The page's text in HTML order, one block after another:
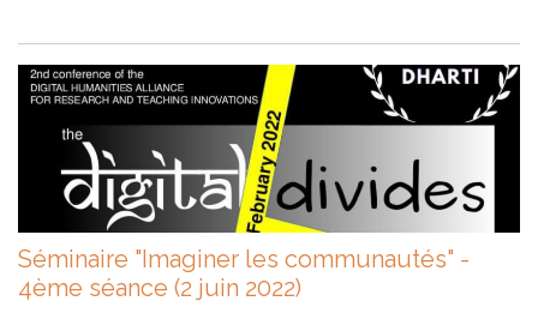
Séminaire "Imaginer les communautés" -
4ème séance (2 juin 2022)